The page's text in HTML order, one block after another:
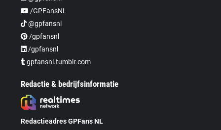
/GPFansNL
@gpfansnl
/gpfansnl
/gpfansnl
gpfansnl.tumblr.com
Redactie & bedrijfsinformatie
Redactieadres GPFans NL